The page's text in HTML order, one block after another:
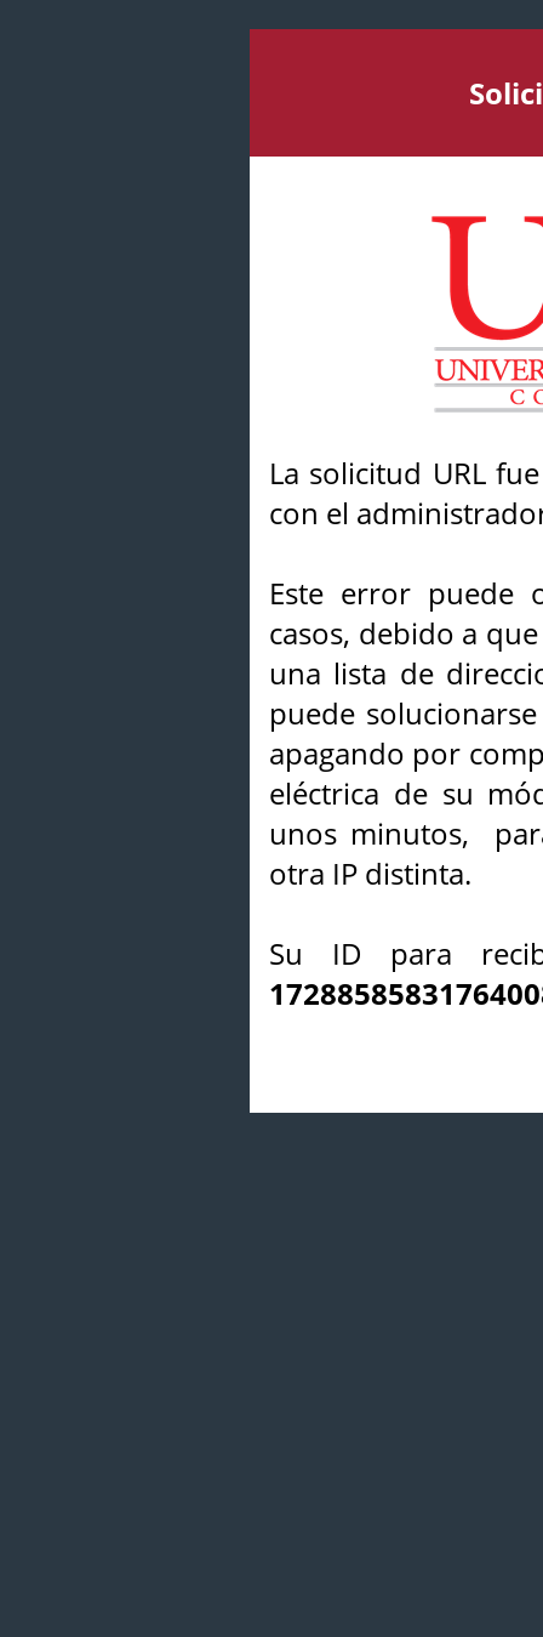
La solicitud URL
con el
Este error puede
casos, debido a
una lista de
puede
apagando por
eléctrica de su
unos minutos,
otra IP distinta.
Su ID para